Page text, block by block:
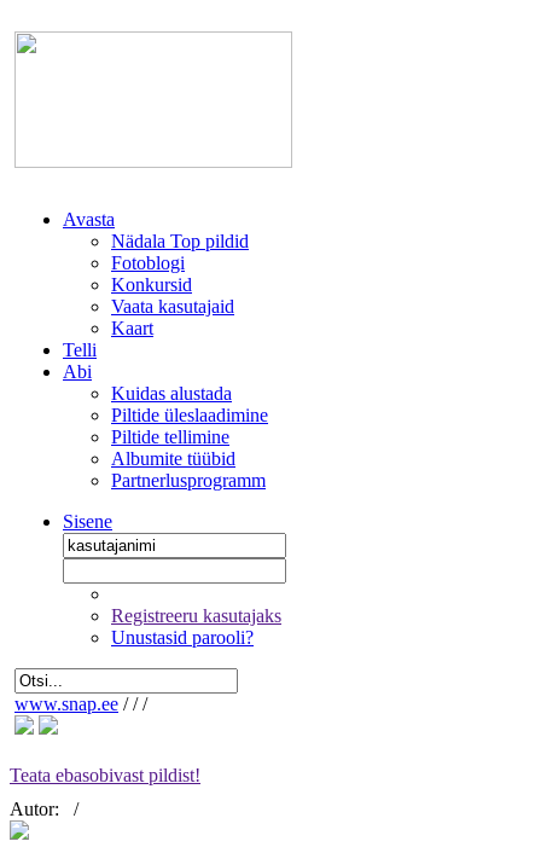
Avasta
Nädala Top pildid
Fotoblogi
Konkursid
Vaata kasutajaid
Kaart
Telli
Abi
Kuidas alustada
Piltide üleslaadimine
Piltide tellimine
Albumite tüübid
Partnerlusprogramm
Sisene
Registreeru kasutajaks
Unustasid parooli?
www.snap.ee / / /
Teata ebasobivast pildist!
Autor:
/